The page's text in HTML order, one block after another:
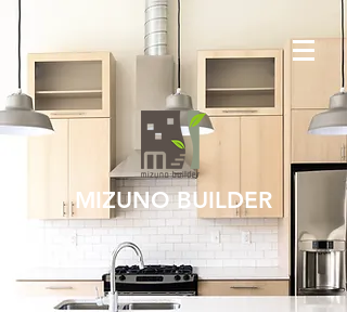
MIZUNO BUILDER